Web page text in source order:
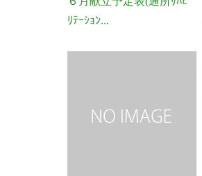
ﾘﾃｰｼｮﾝ...